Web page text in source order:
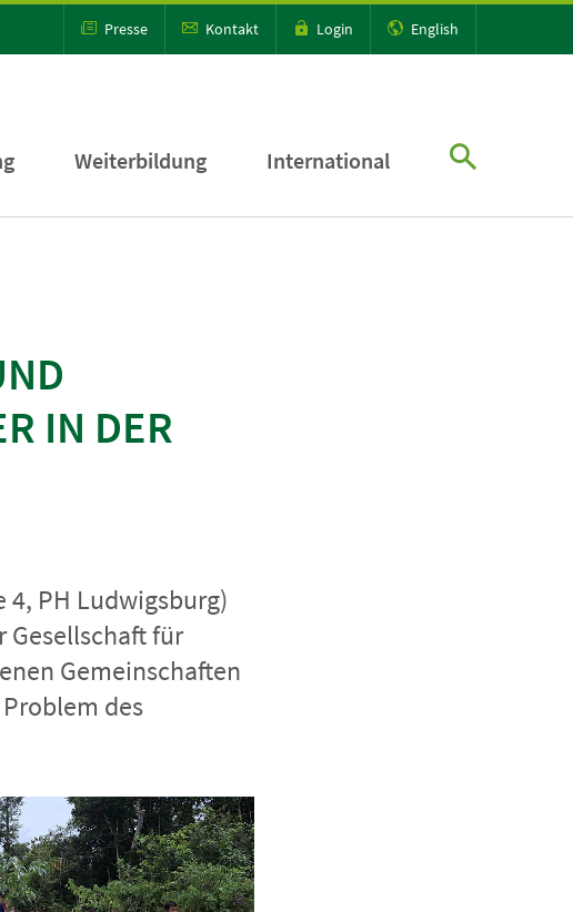
Presse Kontakt Login English
Weiterbildung International
IN DER
4, PH Ludwigsburg)
Gesellschaft für
Gemeinschaften
des